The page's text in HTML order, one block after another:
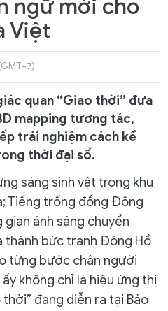
ngữ mới cho
Việt
quan “Giao thời” đưa
mapping tương tác,
trải nghiệm cách kể
thời đại số.
sáng sinh vật trong khu
Tiếng trống đồng Đông
ánh sáng chuyển
thành bức tranh Đông Hồ
từng bước chân người
không chỉ là hiệu ứng thị
đang diễn ra tại Bảo